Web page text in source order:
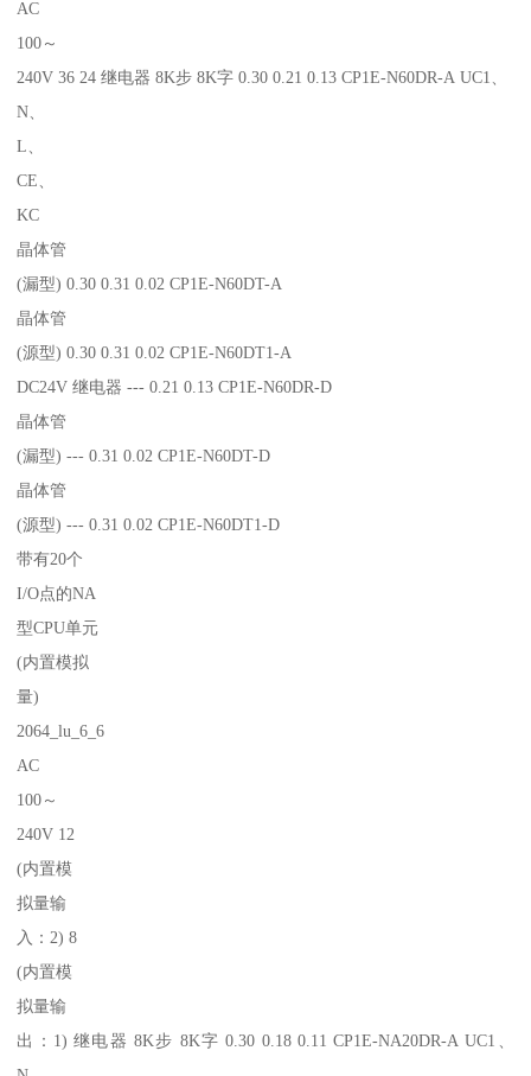
AC
100～
240V 36 24 继电器 8K步 8K字 0.30 0.21 0.13 CP1E-N60DR-A UC1、
N、
L、
CE、
KC
晶体管
(漏型) 0.30 0.31 0.02 CP1E-N60DT-A
晶体管
(源型) 0.30 0.31 0.02 CP1E-N60DT1-A
DC24V 继电器 --- 0.21 0.13 CP1E-N60DR-D
晶体管
(漏型) --- 0.31 0.02 CP1E-N60DT-D
晶体管
(源型) --- 0.31 0.02 CP1E-N60DT1-D
带有20个
I/O点的NA
型CPU单元
(内置模拟
量)
2064_lu_6_6
AC
100～
240V 12
(内置模
拟量输
入：2) 8
(内置模
拟量输
出：1) 继电器 8K步 8K字 0.30 0.18 0.11 CP1E-NA20DR-A UC1、